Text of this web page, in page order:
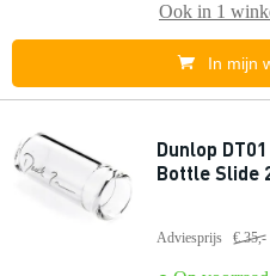
Ook in 1
In mijn
Dunlop
Bottle Slide
Adviesprijs € 35,-